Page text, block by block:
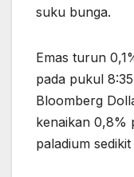
suku bunga.
Emas turun
pada pukul
Bloomberg
kenaikan 0,8%
paladium